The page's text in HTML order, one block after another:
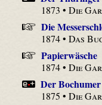
1873 •Die
Die
1874 •Das
Papierwäsche
1874 •Die
Der
1875 •Die